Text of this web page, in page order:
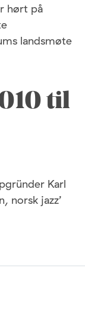
hørt på
landsmøte
til
Karl
norsk jazz’